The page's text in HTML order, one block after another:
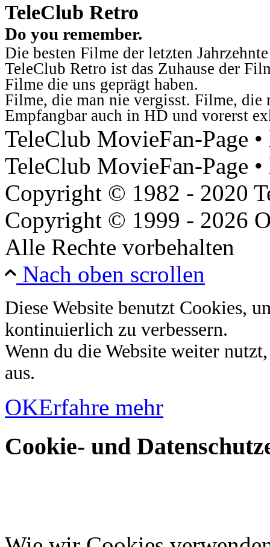
TeleClub Retro
Do you remember.
Die besten Filme der letzten
TeleClub Retro ist das Zuhause der
Filme die uns geprägt haben.
Filme, die man nie vergisst. Filme, die
Empfangbar auch in HD und vorerst
TeleClub MovieFan-Page
TeleClub MovieFan-Page
Copyright © 1982 - 2020
Copyright © 1999 - 2026
Alle Rechte vorbehalten
Nach oben scrollen
Diese Website benutzt Cookies,
kontinuierlich zu verbessern.
Wenn du die Website weiter
aus.
OKErfahre mehr
Cookie- und